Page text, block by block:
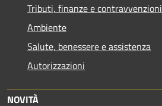
Tributi, finanze e contravvenzioni
Ambiente
Salute, benessere e assistenza
Autorizzazioni
NOVITÀ